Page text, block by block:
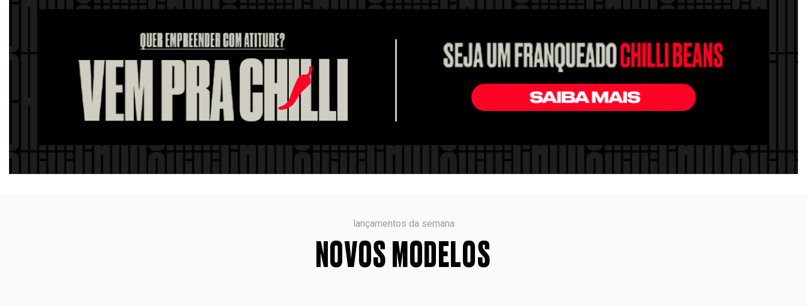
lançamentos da semana
NOVOS MODELOS